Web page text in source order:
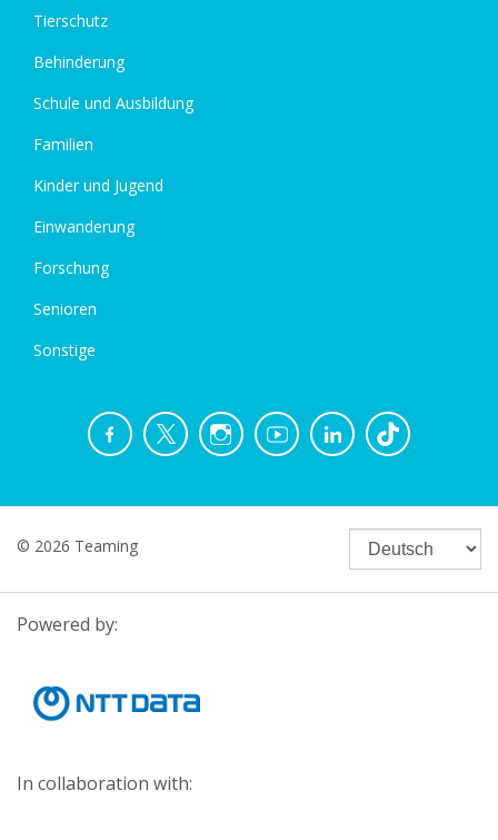
Tierschutz
Behinderung
Schule und Ausbildung
Familien
Kinder und Jugend
Einwanderung
Forschung
Senioren
Sonstige
© 2026 Teaming
Powered by:
In collaboration with: